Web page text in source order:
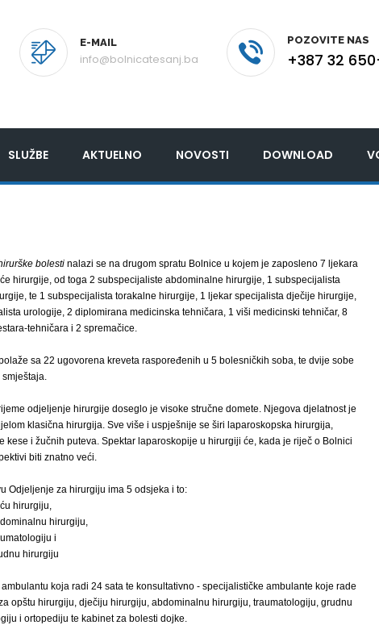
E-MAIL
info@bolnicatesanj.ba
POZOVITE NAS
+387 32
SLUŽBE AKTUELNO NOVOSTI DOWNLOAD
bolesti nalazi se na drugom spratu Bolnice u kojem je zaposleno 7 ljekara
hirurgije, od toga 2 subspecijaliste abdominalne hirurgije, 1 subspecijalista
te 1 subspecijalista torakalne hirurgije, 1 ljekar specijalista dječije hirurgije,
urologije, 2 diplomirana medicinska tehničara, 1 viši medicinski tehničar, 8
tehničara i 2 spremačice.
sa 22 ugovorena kreveta raspoređenih u 5 bolesničkih soba, te dvije sobe
odjeljenje hirurgije doseglo je visoke stručne domete. Njegova djelatnost je
klasična hirurgija. Sve više i uspješnije se širi laparoskopska hirurgija,
kese i žučnih puteva. Spektar laparoskopije u hirurgiji će, kada je riječ o Bolnici
biti znatno veći.
Odjeljenje za hirurgiju ima 5 odsjeka i to:
hirurgiju,
hirurgiju,
i
hirurgiju
koja radi 24 sata te konsultativno - specijalističke ambulante koje rade
opštu hirurgiju, dječiju hirurgiju, abdominalnu hirurgiju, traumatologiju, grudnu
i ortopediju te kabinet za bolesti dojke.